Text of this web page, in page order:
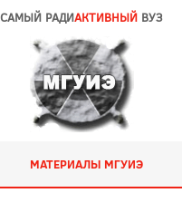
САМЫЙ РАДИАКТИВНЫЙ ВУЗ
МАТЕРИАЛЫ МГУИЭ